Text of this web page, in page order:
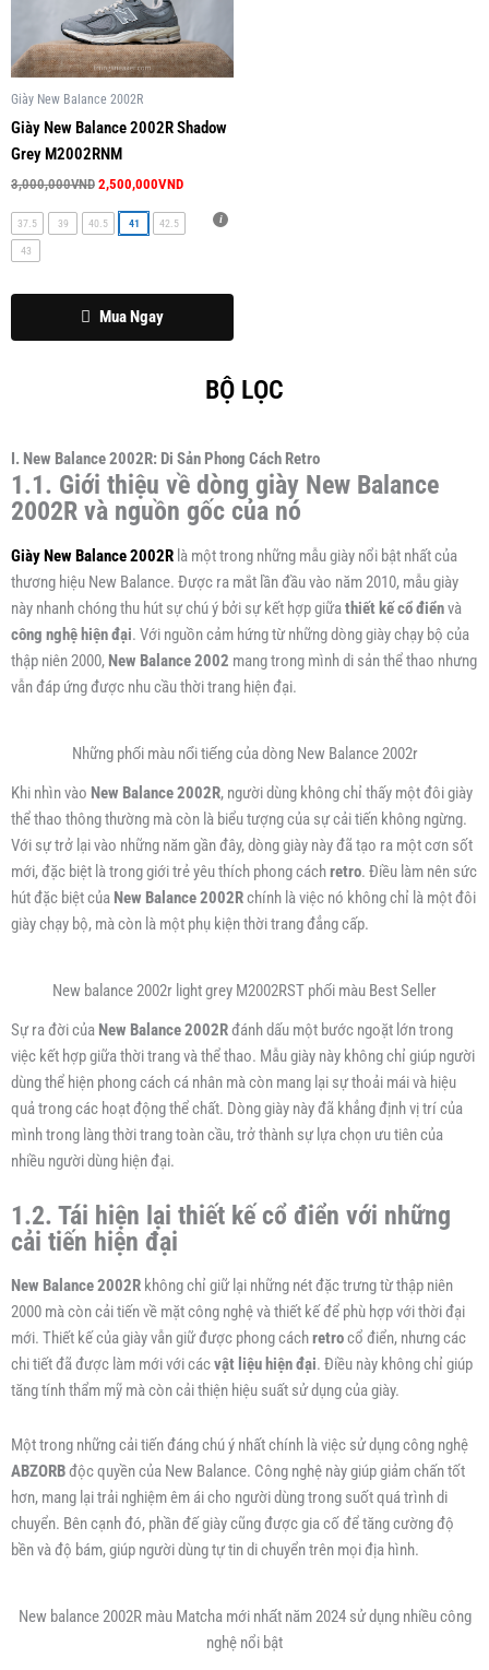
Giày New Balance 2002R
Giày New Balance 2002R Shadow
Grey M2002RNM
3,000,000VND
3,000,000VND.
2,500,000VND
Mua Ngay
nhiều
biến
Các
chọn
có
thể
chọn
37.5 39 40.5 41 42.5
43
BỘ LỌC
I. New Balance 2002R: Di Sản Phong Cách Retro
1.1. Giới thiệu về dòng giày New Balance
2002R và nguồn gốc của nó
Giày New Balance 2002R là một trong những mẫu giày nổi bật nhất của
thương hiệu New Balance. Được ra mắt lần đầu vào năm 2010, mẫu giày
này nhanh chóng thu hút sự chú ý bởi sự kết hợp giữathiết kế cổ điểnvà
công nghệ hiện đại. Với nguồn cảm hứng từ những dòng giày chạy bộ của
thập niên 2000, New Balance 2002 mang trong mình di sản thể thao nhưng
vẫn đáp ứng được nhu cầu thời trang hiện đại.
Những phối màu nổi tiếng của dòng New Balance 2002r
Khi nhìn vào New Balance 2002R, người dùng không chỉ thấy một đôi giày
thể thao thông thường mà còn là biểu tượng của sự cải tiến không ngừng.
Với sự trở lại vào những năm gần đây, dòng giày này đã tạo ra một cơn sốt
mới, đặc biệt là trong giới trẻ yêu thích phong cáchretro. Điều làm nên sức
hút đặc biệt của New Balance 2002Rchính là việc nó không chỉ là một đôi
giày chạy bộ, mà còn là một phụ kiện thời trang đẳng cấp.
New balance 2002r light grey M2002RST phối màu Best Seller
Sự ra đời của New Balance 2002Rđánh dấu một bước ngoặt lớn trong
việc kết hợp giữa thời trang và thể thao. Mẫu giày này không chỉ giúp người
dùng thể hiện phong cách cá nhân mà còn mang lại sự thoải mái và hiệu
quả trong các hoạt động thể chất. Dòng giày này đã khẳng định vị trí của
mình trong làng thời trang toàn cầu, trở thành sự lựa chọn ưu tiên của
nhiều người dùng hiện đại.
1.2. Tái hiện lại thiết kế cổ điển với những
cải tiến hiện đại
New Balance 2002R không chỉ giữ lại những nét đặc trưng từ thập niên
2000 mà còn cải tiến về mặt công nghệ và thiết kế để phù hợp với thời đại
mới. Thiết kế của giày vẫn giữ được phong cáchretrocổ điển, nhưng các
chi tiết đã được làm mới với cácvật liệu hiện đại. Điều này không chỉ giúp
tăng tính thẩm mỹ mà còn cải thiện hiệu suất sử dụng của giày.
Một trong những cải tiến đáng chú ý nhất chính là việc sử dụng công nghệ
ABZORBđộc quyền của New Balance. Công nghệ này giúp giảm chấn tốt
hơn, mang lại trải nghiệm êm ái cho người dùng trong suốt quá trình di
chuyển. Bên cạnh đó, phần đế giày cũng được gia cố để tăng cường độ
bền và độ bám, giúp người dùng tự tin di chuyển trên mọi địa hình.
New balance 2002R màu Matcha mới nhất năm 2024 sử dụng nhiều công
nghệ nổi bật